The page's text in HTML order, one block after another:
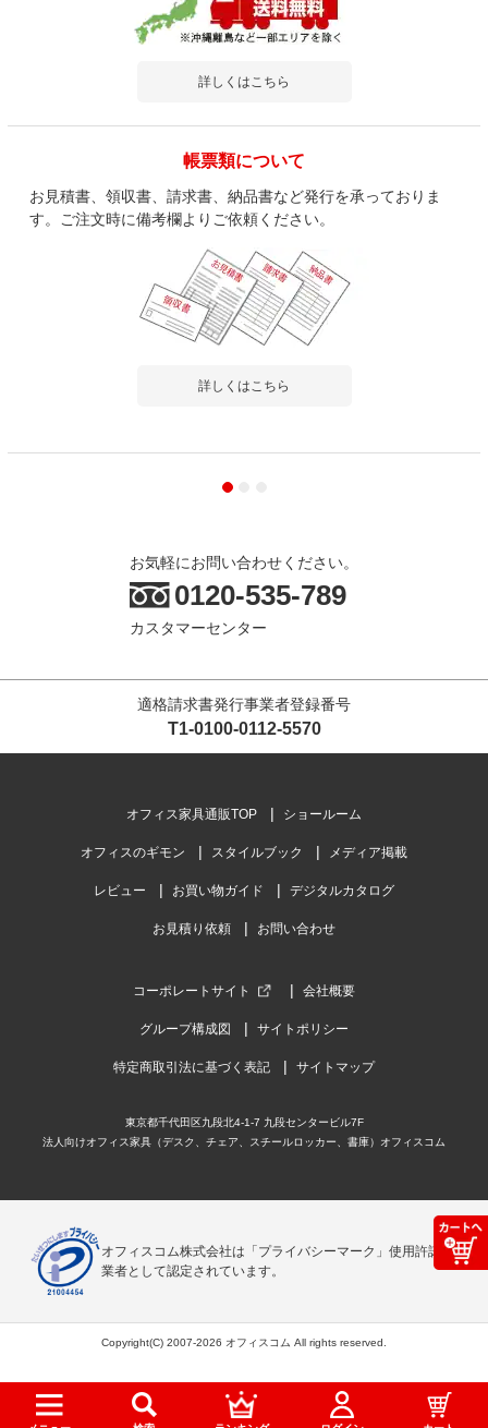
詳しくはこちら
帳票類について
お見積書、領収書、請求書、納品書など発行を承っておりま
す。ご注文時に備考欄よりご依頼ください。
詳しくはこちら
お気軽にお問い合わせください。
0120-535-789
カスタマーセンター
適格請求書発行事業者登録番号
T1-0100-0112-5570
オフィス家具通販TOP ショールーム
オフィスのギモン スタイルブック メディア掲載
レビュー お買い物ガイド デジタルカタログ
お見積り依頼 お問い合わせ
コーポレートサイト 会社概要
グループ構成図 サイトポリシー
特定商取引法に基づく表記 サイトマップ
東京都千代田区九段北4-1-7 九段センタービル7F
法人向けオフィス家具（デスク、チェア、スチールロッカー、書庫）オフィスコム
オフィスコム株式会社は「プライバシーマーク」使用許諾事
業者として認定されています。
Copyright(C) 2007-2026 オフィスコム All rights reserved.